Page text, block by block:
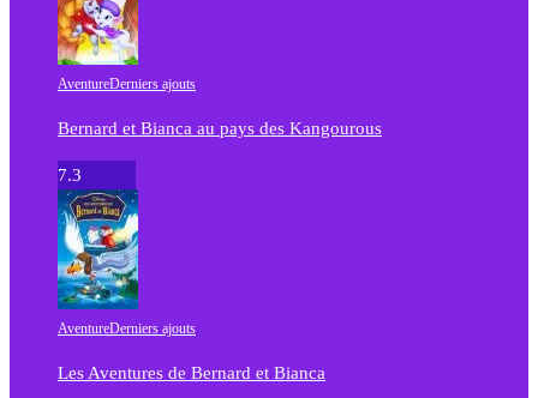
AventureDerniers ajouts
Bernard et Bianca au pays des Kangourous
7.3
AventureDerniers ajouts
Les Aventures de Bernard et Bianca